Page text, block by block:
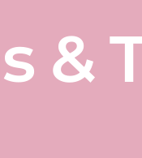
&